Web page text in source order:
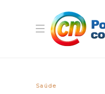
Saúde